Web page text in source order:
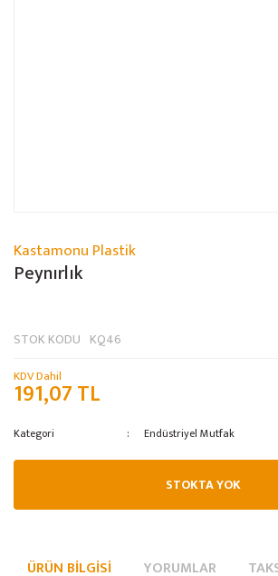
Kastamonu Plastik
Peynırlık
STOK KODU KQ46
KDV Dahil
191,07 TL
Kategori Endüstriyel Mutfak
STOKTA YOK
ÜRÜN BILGISI YORUMLAR